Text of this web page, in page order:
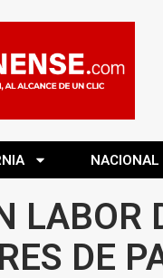
NACIONAL
LABOR
DE